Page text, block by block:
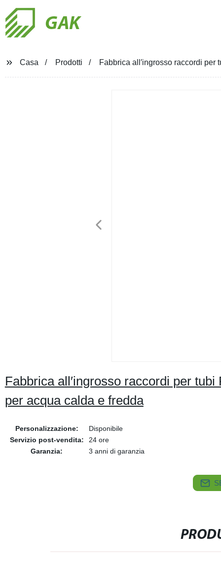
GAK
Casa Prodotti Fabbrica all′ingrosso raccordi
Fabbrica all′ingrosso raccordi per
per acqua calda e fredda
Personalizzazione:
Disponibile
Servizio post-vendita:
24 ore
Garanzia:
3 anni di garanzia